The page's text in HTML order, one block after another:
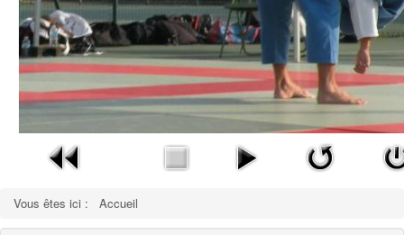
Vous êtes ici : Accueil